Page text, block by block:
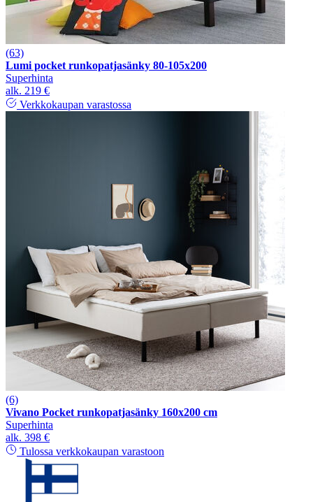
(63)
Lumi pocket runkopatjasänky 80-105x200
Superhinta
alk. 219 €
Verkkokaupan varastossa
(6)
Vivano Pocket runkopatjasänky 160x200 cm
Superhinta
alk. 398 €
Tulossa verkkokaupan varastoon